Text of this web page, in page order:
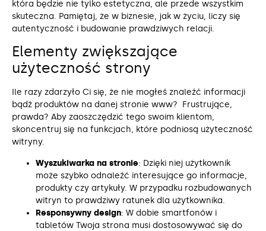
która będzie nie tylko estetyczna, ale przede wszystkim
skuteczna. Pamiętaj, że w biznesie, jak w życiu, liczy się
autentyczność i budowanie prawdziwych relacji.
Elementy zwiększające
użyteczność strony
Ile razy zdarzyło Ci się, że nie mogłeś znaleźć informacji
bądź produktów na danej stronie www? Frustrujące,
prawda? Aby zaoszczędzić tego swoim klientom,
skoncentruj się na funkcjach, które podniosą użyteczność
witryny.
Wyszukiwarka na stronie: Dzięki niej użytkownik
może szybko odnaleźć interesujące go informacje,
produkty czy artykuły. W przypadku rozbudowanych
witryn to prawdziwy ratunek dla użytkownika.
Responsywny design: W dobie smartfonów i
tabletów Twoja strona musi dostosowywać się do